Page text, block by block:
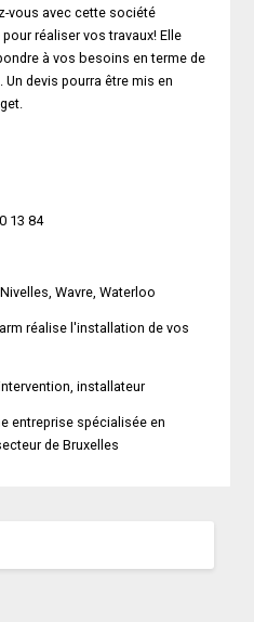
vous avec cette société
réaliser vos travaux! Elle
à vos besoins en terme de
devis pourra être mis en
13 84
Wavre, Waterloo
réalise l'installation de vos
installateur
entreprise spécialisée en
de Bruxelles